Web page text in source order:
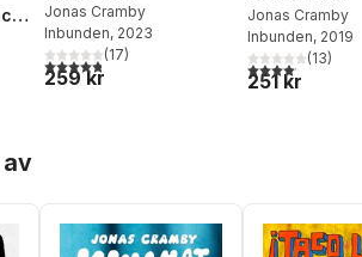
antal röster:
Jonas Cramby
Inbunden, 2023
4,8utav 5 stjärnor. Totalt antal röster:
(17)
259 kr
Jonas Cramby
Inbunden, 2019
4,1utav 5(13)
251 kr